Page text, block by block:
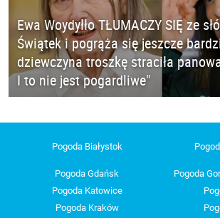
Ewa Woydyłło TŁUMACZY SIĘ ze
Świątek i pogrąża się jeszcze
dziewczyna troszkę straciła
I to nie jest pogardliwe"
Pogoda Białystok
Pogoda Gdańsk
Pogoda
Pogoda Katowice
Pogoda Kraków